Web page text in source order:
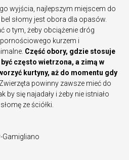
wyjścia, najlepszym miejscem do
słomy jest obora dla opasów.
o tym, żeby obciążenie dróg
kurzem i
Część obory, gdzie stosuje
często wietrzona, a zimą w
kurtyny, aż do momentu gdy
Zwierzęta powinny zawsze mieć do
by się najadały i żeby nie istniało
ze ściółki.
Gamigliano